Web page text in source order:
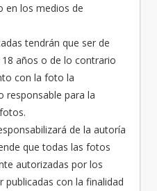
en los medios de
tendrán que ser de
años o de lo contrario
con la foto la
responsable para la
de la autoría
que todas las fotos
autorizadas por los
publicadas con la finalidad